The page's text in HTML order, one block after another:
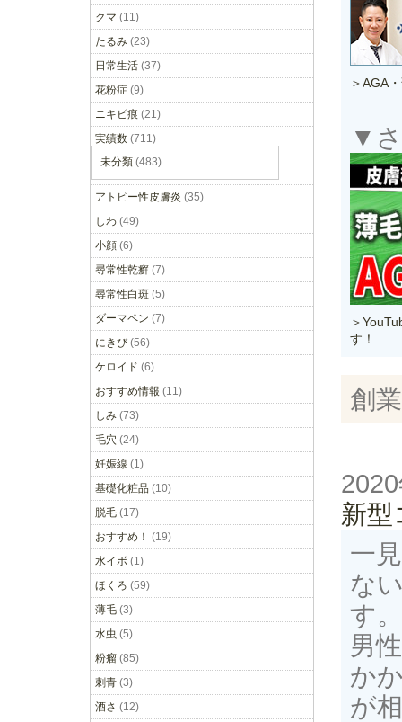
＞AGA
▼
＞
す！
創
新型
一
な
す。
男
か
が
クマ (11)
たるみ (23)
日常生活 (37)
花粉症 (9)
ニキビ痕 (21)
実績数 (711)
未分類 (483)
アトピー性皮膚炎 (35)
しわ (49)
小顔 (6)
尋常性乾癬 (7)
尋常性白斑 (5)
ダーマペン (7)
にきび (56)
ケロイド (6)
おすすめ情報 (11)
しみ (73)
毛穴 (24)
妊娠線 (1)
基礎化粧品 (10)
脱毛 (17)
おすすめ！ (19)
水イボ (1)
ほくろ (59)
薄毛 (3)
水虫 (5)
粉瘤 (85)
刺青 (3)
酒さ (12)